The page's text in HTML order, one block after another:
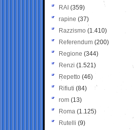
RAI (359)
rapine (37)
Razzismo (1.410)
Referendum (200)
Regione (344)
Renzi (1.521)
Repetto (46)
Rifiuti (84)
rom (13)
Roma (1.125)
Rutelli (9)